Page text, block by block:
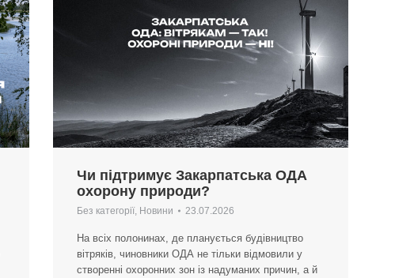
Чи підтримує Закарпатська ОДА
охорону природи?
Без категорії Новини 23.07.2026
На всіх полонинах, де планується будівництво
вітряків, чиновники ОДА не тільки відмовили у
створенні охоронних зон із надуманих причин, а й